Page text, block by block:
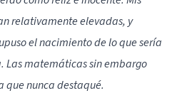
relativamente elevadas, y
el nacimiento de lo que sería
Las matemáticas sin embargo
que nunca destaqué.